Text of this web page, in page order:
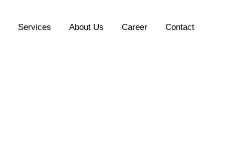
Services About Us Career Contact